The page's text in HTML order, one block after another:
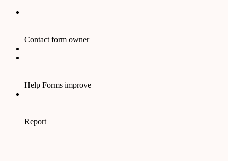
Contact form owner
Help Forms improve
Report